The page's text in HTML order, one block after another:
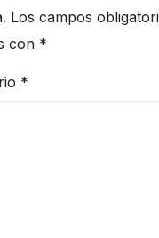
Los campos
con *
*